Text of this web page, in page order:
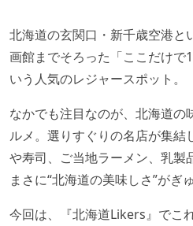
北海道の玄関口・新千歳空港と
画館までそろった「ここだけで
いう人気のレジャースポット。
なかでも注目なのが、北海道の
ルメ。選りすぐりの名店が集結
や寿司、ご当地ラーメン、乳製
まさに“北海道の美味しさ”がぎ
今回は、『北海道Likers』でこ